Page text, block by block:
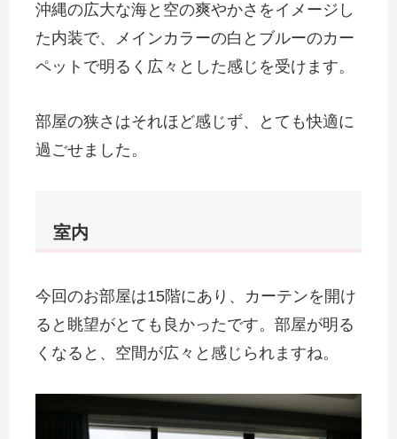
沖縄の広大な海と空の爽やかさをイメージし
た内装で、メインカラーの白とブルーのカー
ペットで明るく広々とした感じを受けます。
部屋の狭さはそれほど感じず、とても快適に
過ごせました。
室内
今回のお部屋は15階にあり、カーテンを開け
ると眺望がとても良かったです。部屋が明る
くなると、空間が広々と感じられますね。